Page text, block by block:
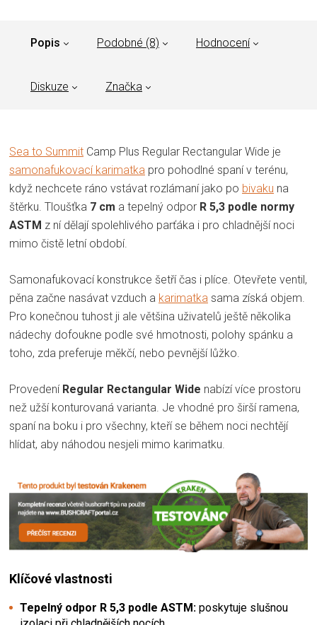
Popis Podobné (8) Hodnocení
Diskuze Značka
Sea to Summit Camp Plus Regular Rectangular Wide je
samonafukovací karimatka pro pohodlné spaní v terénu,
když nechcete ráno vstávat rozlámaní jako po bivaku na
štěrku. Tloušťka 7 cm a tepelný odpor R 5,3 podle normy
ASTM z ní dělají spolehlivého parťáka i pro chladnější noci
mimo čistě letní období.
Samonafukovací konstrukce šetří čas i plíce. Otevřete ventil,
pěna začne nasávat vzduch a karimatka sama získá objem.
Pro konečnou tuhost ji ale většina uživatelů ještě několika
nádechy dofoukne podle své hmotnosti, polohy spánku a
toho, zda preferuje měkčí, nebo pevnější lůžko.
Provedení Regular Rectangular Wide nabízí více prostoru
než užší konturovaná varianta. Je vhodné pro širší ramena,
spaní na boku i pro všechny, kteří se během noci nechtějí
hlídat, aby náhodou nesjeli mimo karimatku.
Klíčové vlastnosti
Tepelný odpor R 5,3 podle ASTM: poskytuje slušnou